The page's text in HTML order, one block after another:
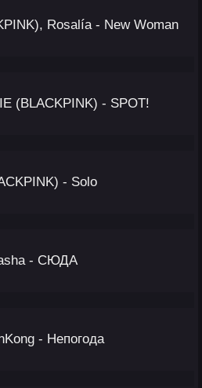
Rosalía - New Woman
(BLACKPINK) - SPOT!
- Solo
- CЮДА
- Непогода